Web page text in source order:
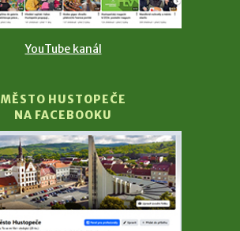
YouTube kanál
MĚSTO HUSTOPEČE
NA FACEBOOKU